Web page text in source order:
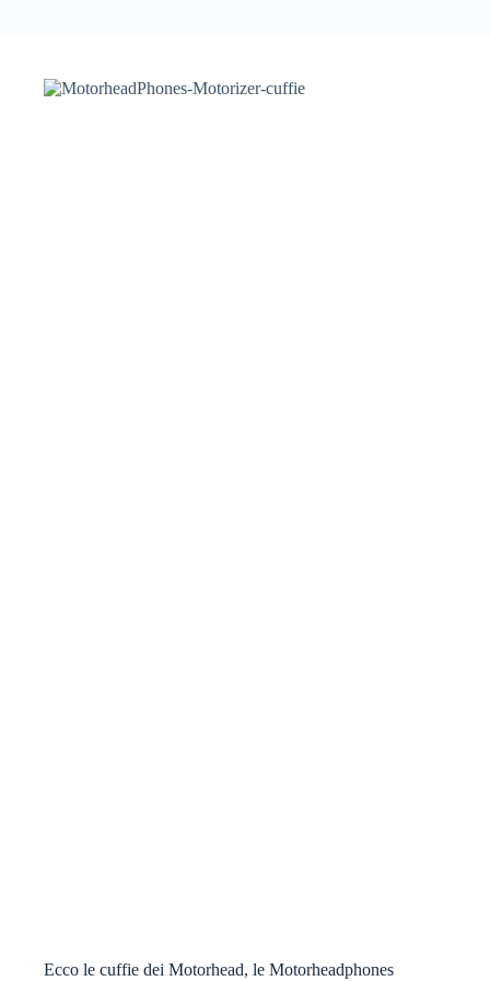
Ecco le cuffie dei Motorhead, le Motorheadphones